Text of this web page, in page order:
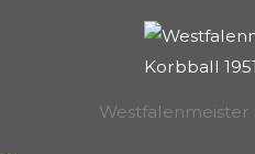
Westfalenmeister